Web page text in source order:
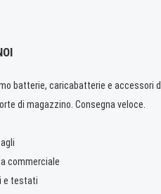
batterie, caricabatterie e accessori
di magazzino. Consegna veloce.
commerciale
e testati